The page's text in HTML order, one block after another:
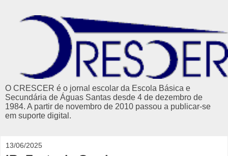
O CRESCER é o jornal escolar da Escola Básica e
Secundária de Águas Santas desde 4 de dezembro de
1984. A partir de novembro de 2010 passou a publicar-se
em suporte digital.
13/06/2025